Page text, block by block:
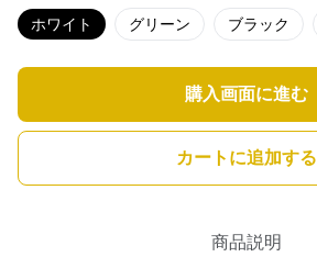
ホワイト グリーン ブラック
購入画面に進む
カートに追加する
商品説明